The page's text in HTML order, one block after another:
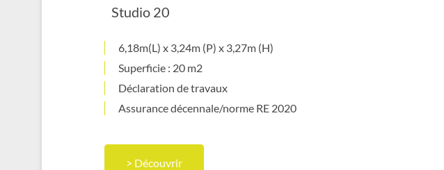
Studio 20
6,18m(L) x 3,24m (P) x 3,27m (H)
Superficie : 20 m2
Déclaration de travaux
Assurance décennale/norme RE 2020
> Découvrir